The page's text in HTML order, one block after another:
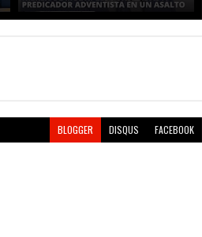
BLOGGER DISQUS FACEBOOK